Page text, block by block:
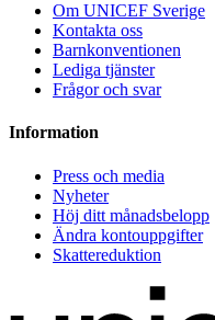
Om UNICEF Sverige
Kontakta oss
Barnkonventionen
Lediga tjänster
Frågor och svar
Information
Press och media
Nyheter
Höj ditt månadsbelopp
Ändra kontouppgifter
Skattereduktion